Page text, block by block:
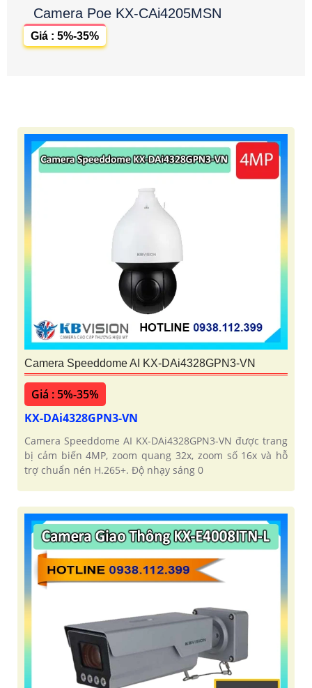
Camera Poe KX-CAi4205MSN
Giá : 5%-35%
Camera Speeddome AI KX-DAi4328GPN3-VN
Giá : 5%-35%
KX-DAi4328GPN3-VN
Camera Speeddome AI KX-DAi4328GPN3-VN được trang
bị cảm biến 4MP, zoom quang 32x, zoom số 16x và hỗ
trợ chuẩn nén H.265+. Độ nhạy sáng 0